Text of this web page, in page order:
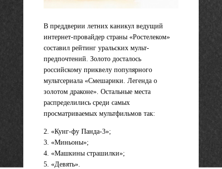
В преддверии летних каникул ведущий
интернет-провайдер страны «Ростелеком»
составил рейтинг уральских мульт-
предпочтений. Золото досталось
российскому приквелу популярного
мультсериала «Смешарики. Легенда о
золотом драконе». Остальные места
распределились среди самых
просматриваемых мультфильмов так:
2. «Кунг-фу Панда-3»;
3. «Миньоны»;
4. «Машкины страшилки»;
5. «Девять».